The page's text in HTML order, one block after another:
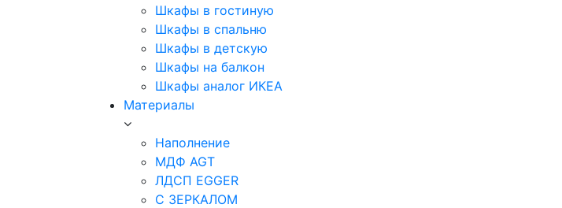
Шкафы в гостиную
Шкафы в спальню
Шкафы в детскую
Шкафы на балкон
Шкафы аналог ИКЕА
Материалы
Наполнение
МДФ AGT
ЛДСП EGGER
С ЗЕРКАЛОМ